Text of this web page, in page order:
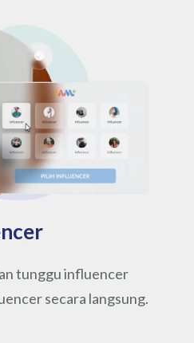
tunggu influencer
secara langsung.